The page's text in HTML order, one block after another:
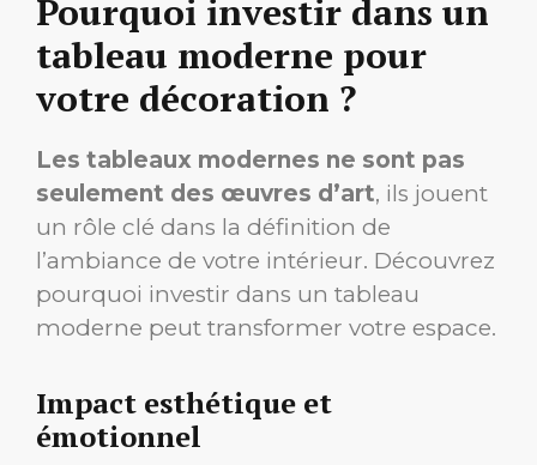
Pourquoi investir dans un
tableau moderne pour
votre décoration ?
Les tableaux modernes ne sont pas
seulement des œuvres d’art, ils jouent
un rôle clé dans la définition de
l’ambiance de votre intérieur. Découvrez
pourquoi investir dans un tableau
moderne peut transformer votre espace.
Impact esthétique et
émotionnel